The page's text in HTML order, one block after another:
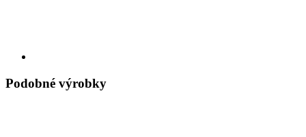
Podobné výrobky